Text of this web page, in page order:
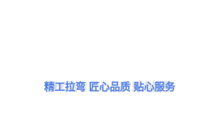
精工拉弯 匠心品质 贴心服务
精工拉弯 匠心品质 贴心服务
精工拉弯 匠心品质 贴心服务
精工拉弯 匠心品质 贴心服务
精工拉弯 匠心品质 贴心服务
精工拉弯 匠心品质 贴心服务